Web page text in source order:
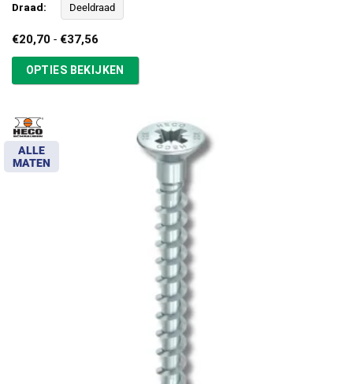
Draad: Deeldraad
€20,70 - €37,56Prijsklasse:
tot
€37,56
OPTIES BEKIJKEN
ALLE
MATEN